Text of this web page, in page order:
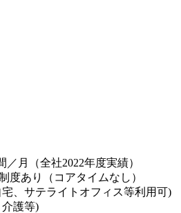
／月（全社2022年度実績）
度あり（コアタイムなし）
宅、サテライトオフィス等利用可)
介護等)